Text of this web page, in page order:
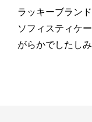
ラッキーブラン
ソフィスティケ
がらかでしたし